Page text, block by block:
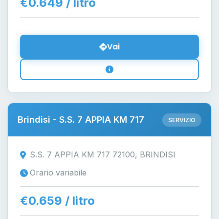
Vai
Brindisi - S.S. 7 APPIA KM 717 SERVIZIO
S.S. 7 APPIA KM 717 72100, BRINDISI
Orario variabile
€0.659 / litro